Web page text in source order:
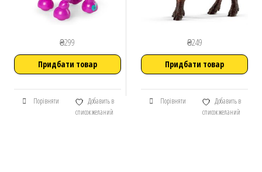
₴299
Придбати товар
Порівняти
Добавить в
список желаний
₴249
Придбати товар
Порівняти
Добавить в
список желаний